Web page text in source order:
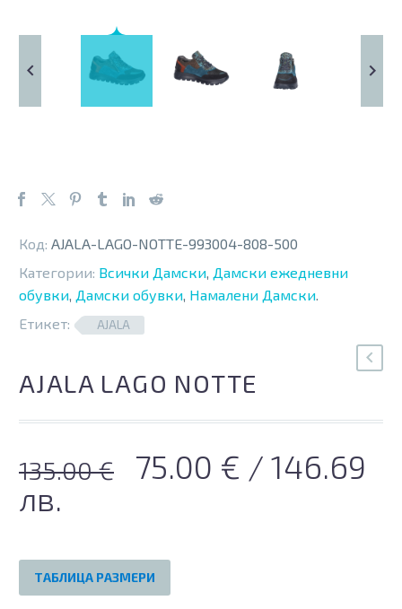
Код: AJALA-LAGO-NOTTE-993004-808-500
Категории: Всички Дамски, Дамски ежедневни
обувки, Дамски обувки, Намалени Дамски.
Етикет:
AJALA
AJALA LAGO NOTTE
135.00€
Original
135.00 €.
75.00 € Текущата
/ 146.69
лв.
ТАБЛИЦА РАЗМЕРИ